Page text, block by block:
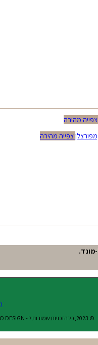
צפייה מהירה
צפייה מהירה
© 2023,כל הזכויות שמורות ל - TANGO DESIGN / קידום ובניית האתר RAVENMEDIA.CO.IL